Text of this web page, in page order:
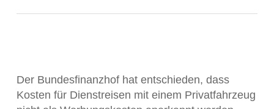
Der Bundesfinanzhof hat entschieden, dass
Kosten für Dienstreisen mit einem Privatfahrzeug